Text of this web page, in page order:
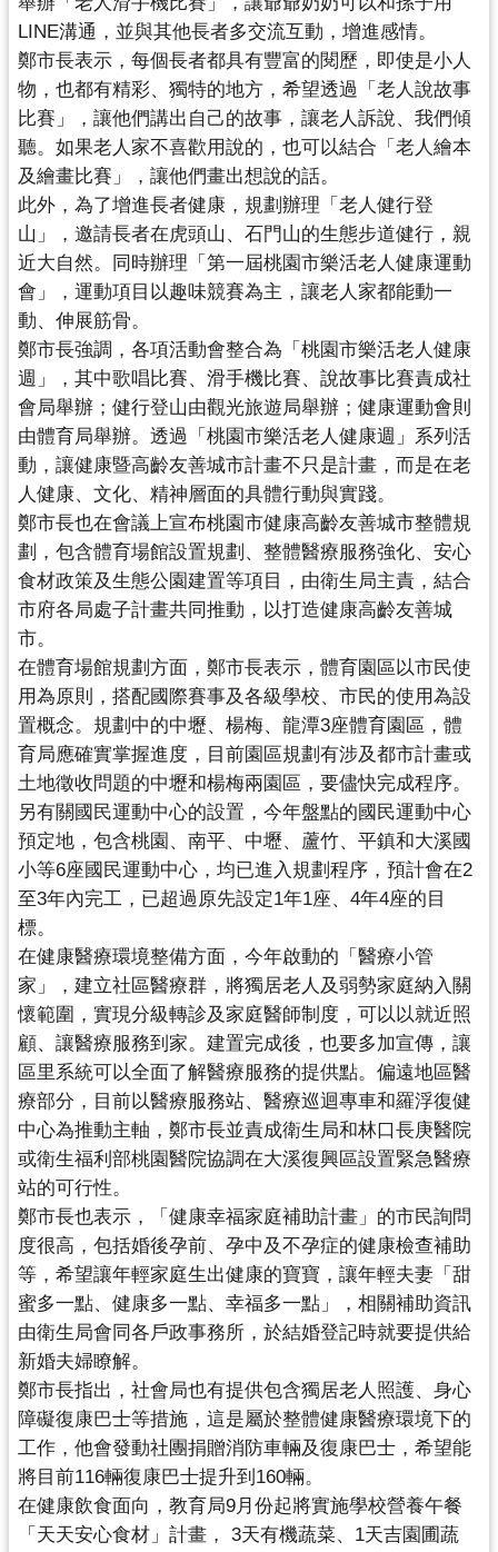
回
首
頁
網
站
導
覽
市
政
信
箱
常
見
問
答
桃
園
市
政
府
入
口
網
隱
私
權
政
策
網
站
安
全
政
策
政
府
網
站
資
料
開
放
宣
告
LINE溝通， 並與其他長者多交流互動，增進感情。
鄭市長表示，每個長者都具有豐富的閱歷，即使是小人
物， 也都有精彩、獨特的地方，希望透過「老人說故事
比賽」， 讓他們講出自己的故事，讓老人訴說、我們傾
聽。 如果老人家不喜歡用說的，也可以結合「老人繪本
及繪畫比賽」， 讓他們畫出想說的話。
此外，為了增進長者健康，規劃辦理「老人健行登
山」， 邀請長者在虎頭山、石門山的生態步道健行，親
近大自然。 同時辦理「第一屆桃園市樂活老人健康運動
會」， 運動項目以趣味競賽為主，讓老人家都能動一
動、伸展筋骨。
鄭市長強調，各項活動會整合為「桃園市樂活老人健康
週」， 其中歌唱比賽、滑手機比賽、說故事比賽責成社
會局舉辦； 健行登山由觀光旅遊局舉辦；健康運動會則
由體育局舉辦。透過「 桃園市樂活老人健康週」系列活
動， 讓健康暨高齡友善城市計畫不只是計畫，而是在老
人健康、文化、 精神層面的具體行動與實踐。
鄭市長也在會議上宣布桃園市健康高齡友善城市整體規
劃， 包含體育場館設置規劃、整體醫療服務強化、 安心
食材政策及生態公園建置等項目，由衛生局主責， 結合
市府各局處子計畫共同推動，以打造健康高齡友善城
市。
在體育場館規劃方面，鄭市長表示，體育園區以市民使
用為原則， 搭配國際賽事及各級學校、市民的使用為設
置概念。規劃中的中壢、 楊梅、龍潭3座體育園區，體
育局應確實掌握進度， 目前園區規劃有涉及都市計畫或
土地徵收問題的中壢和楊梅兩園區， 要儘快完成程序。
另有關國民運動中心的設置， 今年盤點的國民運動中心
預定地，包含桃園、南平、中壢、蘆竹、 平鎮和大溪國
小等6座國民運動中心，均已進入規劃程序， 預計會在2
至3年內完工，已超過原先設定1年1座、 4年4座的目
標。
在健康醫療環境整備方面，今年啟動的「醫療小管
家」， 建立社區醫療群，將獨居老人及弱勢家庭納入關
懷範圍， 實現分級轉診及家庭醫師制度，可以以就近照
顧、讓醫療服務到家。 建置完成後，也要多加宣傳， 讓
區里系統可以全面了解醫療服務的提供點。偏遠地區醫
療部分， 目前以醫療服務站、醫療巡迴專車和羅浮復健
中心為推動主軸， 鄭市長並責成衛生局和林口長庚醫院
或衛生福利部桃園醫院協調在大溪復興區設置緊急醫療
站的可行性。
鄭市長也表示，「健康幸福家庭補助計畫」的市民詢問
度很高， 包括婚後孕前、孕中及不孕症的健康檢查補助
等， 希望讓年輕家庭生出健康的寶寶，讓年輕夫妻「甜
蜜多一點、 健康多一點、幸福多一點」， 相關補助資訊
由衛生局會同各戶政事務所， 於結婚登記時就要提供給
新婚夫婦瞭解。
鄭市長指出，社會局也有提供包含獨居老人照護、 身心
障礙復康巴士等措施，這是屬於整體健康醫療環境下的
工作， 他會發動社團捐贈消防車輛及復康巴士， 希望能
將目前116輛復康巴士提升到160輛。
在健康飲食面向，教育局9月份起將實施學校營養午餐
「 天天安心食材」計畫， 3天有機蔬菜、1天吉園圃蔬